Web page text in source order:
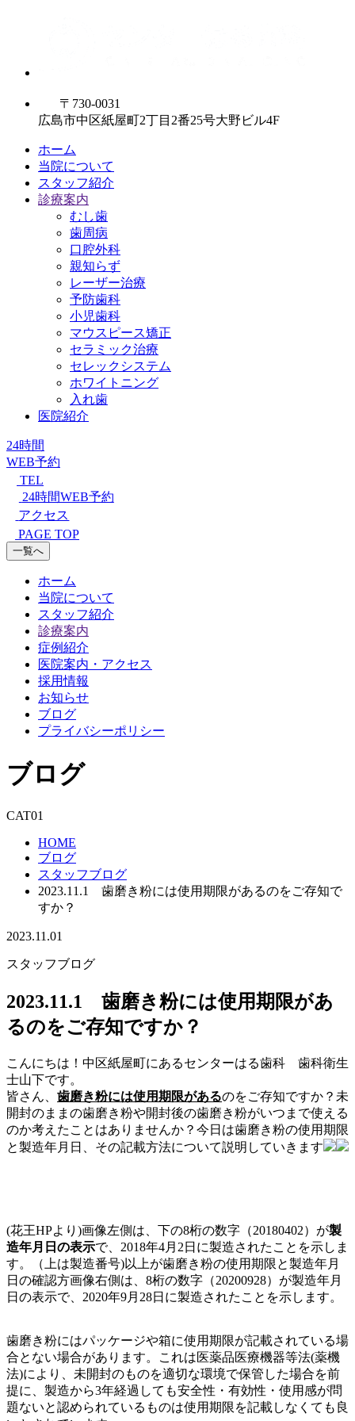
〒730-0031
広島市中区紙屋町2丁目2番25号大野ビル4F
ホーム
当院について
スタッフ紹介
診療案内
むし歯
歯周病
口腔外科
親知らず
レーザー治療
予防歯科
小児歯科
マウスピース矯正
セラミック治療
セレックシステム
ホワイトニング
入れ歯
医院紹介
24時間
WEB予約
TEL
24時間WEB予約
アクセス
PAGE TOP
一覧へ
ホーム
当院について
スタッフ紹介
診療案内
症例紹介
医院案内・アクセス
採用情報
お知らせ
ブログ
プライバシーポリシー
ブログ
CAT01
HOME
ブログ
スタッフブログ
2023.11.1 歯磨き粉には使用期限があるのをご存知で
すか？
2023.11.01
スタッフブログ
2023.11.1 歯磨き粉には使用期限があ
るのをご存知ですか？
こんにちは！中区紙屋町にあるセンターはる歯科 歯科衛生
士山下です。
皆さん、 歯磨き粉には使用期限があるのをご存知ですか？未
開封のままの歯磨き粉や開封後の歯磨き粉がいつまで使える
のか考えたことはありませんか？今日は歯磨き粉の使用期限
と製造年月日、その記載方法について説明していきます
(花王HPより)画像左側は、下の8桁の数字（20180402）が製
造年月日の表示で、2018年4月2日に製造されたことを示しま
す。（上は製造番号)以上が歯磨き粉の使用期限と製造年月
日の確認方画像右側は、8桁の数字（20200928）が製造年月
日の表示で、2020年9月28日に製造されたことを示します。
歯磨き粉にはパッケージや箱に使用期限が記載されている場
合とない場合があります。これは医薬品医療機器等法(薬機
法)により、未開封のものを適切な環境で保管した場合を前
提に、製造から3年経過しても安全性・有効性・使用感が問
題ないと認められているものは使用期限を記載しなくても良